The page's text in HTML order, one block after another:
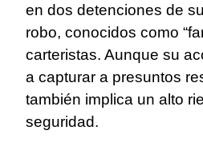
en dos detenciones de
robo, conocidos como
carteristas. Aunque su
a capturar a presuntos
también implica un alto
seguridad.